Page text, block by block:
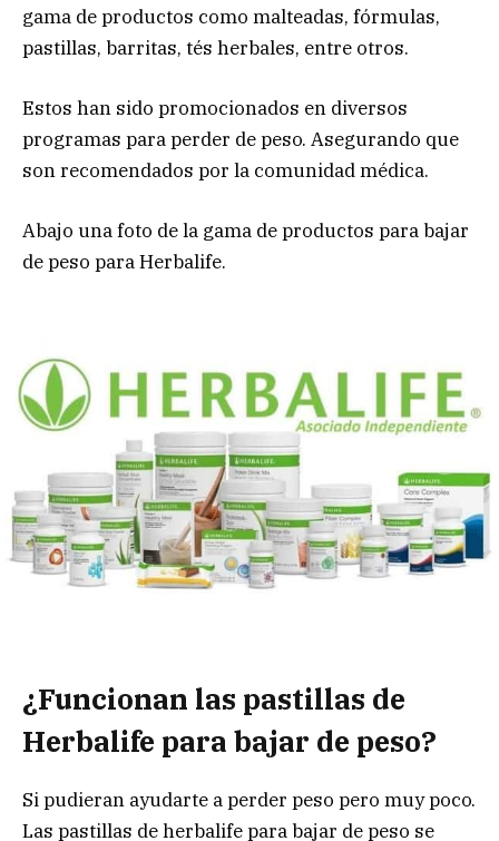
gama de productos como malteadas, fórmulas,
pastillas, barritas, tés herbales, entre otros.
Estos han sido promocionados en diversos
programas para perder de peso. Asegurando que
son recomendados por la comunidad médica.
Abajo una foto de la gama de productos para bajar
de peso para Herbalife.
¿Funcionan las pastillas de
Herbalife para bajar de peso?
Si pudieran ayudarte a perder peso pero muy poco.
Las pastillas de herbalife para bajar de peso se